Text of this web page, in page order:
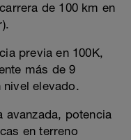
de 100 km en
previa en 100K,
más de 9
nivel elevado.
avanzada, potencia
en terreno